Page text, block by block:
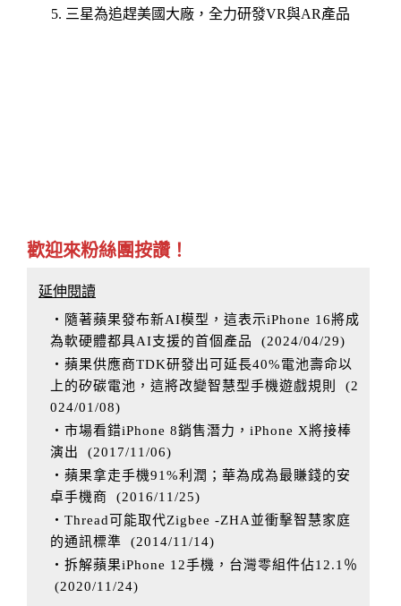
三星為追趕美國大廠，全力研發VR與AR產品
歡迎來粉絲團按讚！
延伸閱讀
‧隨著蘋果發布新AI模型，這表示iPhone 16將成
為軟硬體都具AI支援的首個產品
(2024/04/29)
‧蘋果供應商TDK研發出可延長40%電池壽命以
上的矽碳電池，這將改變智慧型手機遊戲規則
(2
024/01/08)
‧市場看錯iPhone 8銷售潛力，iPhone X將接棒
演出
(2017/11/06)
‧蘋果拿走手機91%利潤；華為成為最賺錢的安
卓手機商
(2016/11/25)
‧Thread可能取代Zigbee -ZHA並衝擊智慧家庭
的通訊標準 (2014/11/14)
‧拆解蘋果iPhone 12手機，台灣零組件佔12.1％
(2020/11/24)